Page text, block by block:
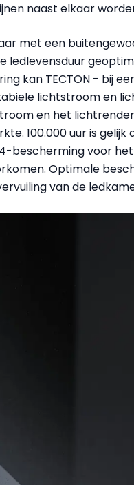
naast elkaar
met een
kan TECTON - bij
lichtstroom en
en het
100.000 uur is gelijk
bescherming voor
Optimale
van de